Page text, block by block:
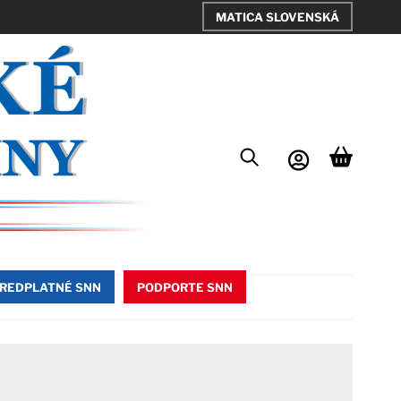
MATICA SLOVENSKÁ
SNN PODPORTE SNN